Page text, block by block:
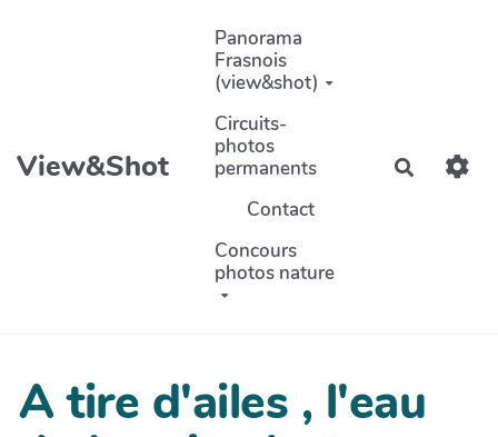
Aller au contenu principal
View&Shot
Panorama
Frasnois
(view&shot)
Circuits-
photos
permanents
Contact
Concours
photos nature
A tire d'ailes , l'eau